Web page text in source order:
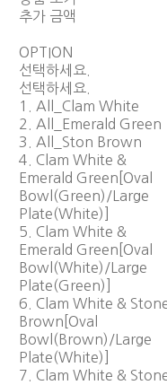
추가 금액
OPTION
선택하세요.
선택하세요.
1. All_Clam White
2. All_Emerald Green
3. All_Ston Brown
4. Clam White &
Emerald Green[Oval
Bowl(Green)/Large
Plate(White)]
5. Clam White &
Emerald Green[Oval
Bowl(White)/Large
Plate(Green)]
6. Clam White &
Brown[Oval
Bowl(Brown)/Large
Plate(White)]
7. Clam White &